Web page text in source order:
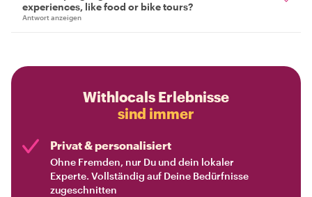
experiences, like food or bike tours?
Antwort anzeigen
Withlocals Erlebnisse
sind immer
Privat & personalisiert
Ohne Fremden, nur Du und dein lokaler
Experte. Vollständig auf Deine Bedürfnisse
zugeschnitten